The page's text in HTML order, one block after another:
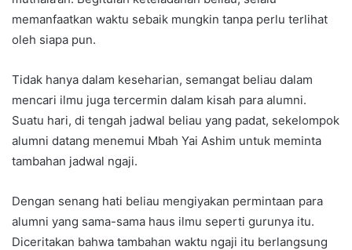
memanfaatkan waktu sebaik mungkin tanpa perlu terlihat
oleh siapa pun.
Tidak hanya dalam keseharian, semangat beliau dalam
mencari ilmu juga tercermin dalam kisah para alumni.
Suatu hari, di tengah jadwal beliau yang padat, sekelompok
alumni datang menemui Mbah Yai Ashim untuk meminta
tambahan jadwal ngaji.
Dengan senang hati beliau mengiyakan permintaan para
alumni yang sama-sama haus ilmu seperti gurunya itu.
Diceritakan bahwa tambahan waktu ngaji itu berlangsung